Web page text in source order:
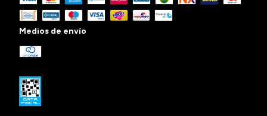
Medios de envío